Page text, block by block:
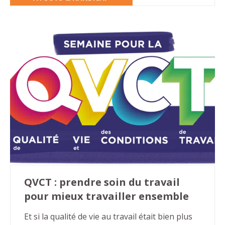
une offre d’accompagnement dédiée aux
organisations, Atouts & Handicap fait du
format audio un levier puissant de
sensibilisation et d’inclusion. Voici l’essentiel à
connaître… et des pistes pour en faire un outil
vivant dans votre culture d’entreprise.
QVCT : prendre soin du travail
pour mieux travailler ensemble
Et si la qualité de vie au travail était bien plus